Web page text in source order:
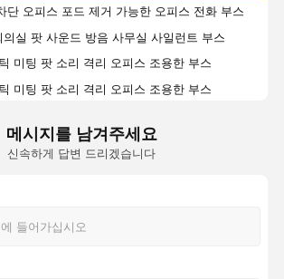
용품
컨
트
단 오피스 포드 제거 가능한 오피스 전화 부스
실 팟 사운드 방음 사무실 사일런트 부스
미팅 팟 소리 격리 오피스 조용한 부스
미팅 팟 소리 격리 오피스 조용한 부스
전화 회의실 휴대용 핫 세일 전화 부스 개인 작업 공
바일 작업 공간 사무실 팟 회의 작업 팟 전화 연구
내 이동식 작업 공간 오피스 팟 회의 작업 팟 전화 스
간 사무실 팟 회의 작업 팟 전화 연구 팟 사무실 부스
메시지를 남겨주세요
신속하게 답변 드리겠습니다